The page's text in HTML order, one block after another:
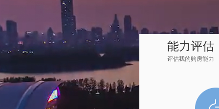
能力评估
评估我的购房能力